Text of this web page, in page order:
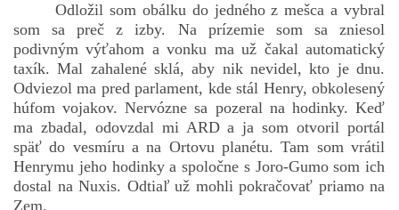
Odložil som obálku do jedného z mešca a vybral
som sa preč z izby. Na prízemie som sa zniesol
podivným výťahom a vonku ma už čakal automatický
taxík. Mal zahalené sklá, aby nik nevidel, kto je dnu.
Odviezol ma pred parlament, kde stál Henry, obkolesený
húfom vojakov. Nervózne sa pozeral na hodinky. Keď
ma zbadal, odovzdal mi ARD a ja som otvoril portál
späť do vesmíru a na Ortovu planétu. Tam som vrátil
Henrymu jeho hodinky a spoločne s Joro-Gumo som ich
dostal na Nuxis. Odtiaľ už mohli pokračovať priamo na
Zem.